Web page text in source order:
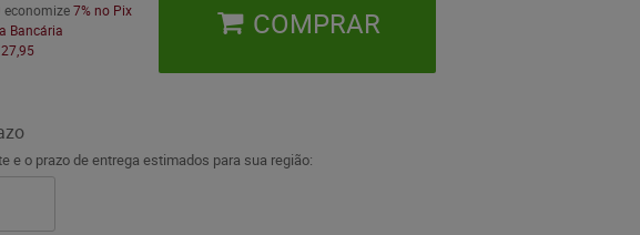
economize7% no Pix
Bancária
COMPRAR
e o prazo de entrega estimados para sua região: